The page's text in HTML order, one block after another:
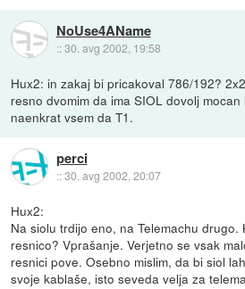
NoUse4AName
::30. avg 2002, 19:58
Hux2: in zakaj bi pricakoval 786/192?
resno dvomim da ima SIOL dovolj
naenkrat vsem da T1.
perci
::30. avg 2002, 20:07
Hux2:
Na siolu trdijo eno, na Telemachu
resnico? Vprašanje. Verjetno se vsak
resnici pove. Osebno mislim, da bi siol
svoje kablaše, isto seveda velja za